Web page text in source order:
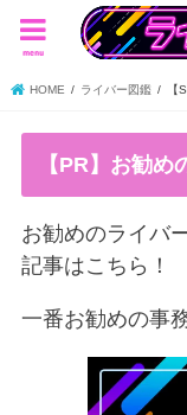
menu
HOME ライバー図鑑 【
【PR】お勧
お勧めのライバ
記事はこちら！
一番お勧めの事